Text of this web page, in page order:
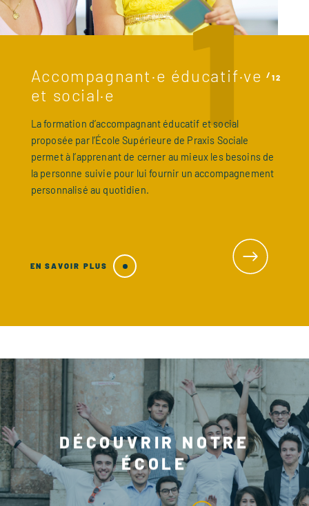
1 12
Accompagnant·e éducatif·ve
et social·e
La formation d’accompagnant éducatif et social
proposée par l’École Supérieure de Praxis Sociale
permet à l’apprenant de cerner au mieux les besoins de
la personne suivie pour lui fournir un accompagnement
personnalisé au quotidien.
EN SAVOIR PLUS
EN SAVOIR PLUS
EN SAVOIR PLUS
EN SAVOIR PLUS
EN SAVOIR PLUS
EN SAVOIR PLUS
EN SAVOIR PLUS
EN SAVOIR PLUS
EN SAVOIR PLUS
EN SAVOIR PLUS
DÉCOUVRIR NOTRE
ÉCOLE